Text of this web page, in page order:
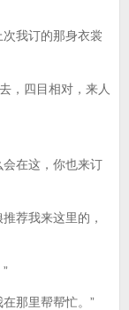
我订的那身衣裳
四目相对，来人
在这，你也来订
荐我来这里的，
那里帮帮忙。”